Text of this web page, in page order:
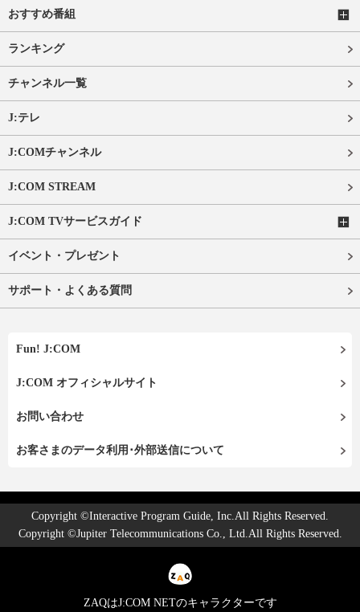
おすすめ番組
ランキング
チャンネル一覧
J:テレ
J:COMチャンネル
J:COM STREAM
J:COM TVサービスガイド
イベント・プレゼント
サポート・よくある質問
Fun! J:COM
J:COM オフィシャルサイト
お問い合わせ
お客さまのデータ利用･外部送信について
Copyright ©Interactive Program Guide, Inc.All Rights Reserved.
Copyright ©Jupiter Telecommunications Co., Ltd.All Rights Reserved.
ZAQはJ:COM NETのキャラクターです